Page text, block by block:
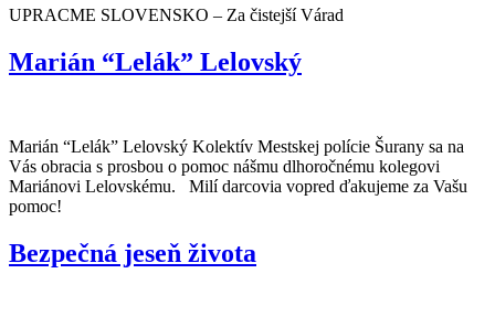
UPRACME SLOVENSKO – Za čistejší Várad
Marián “Lelák” Lelovský
Marián “Lelák” Lelovský Kolektív Mestskej polície Šurany sa na
Vás obracia s prosbou o pomoc nášmu dlhoročnému kolegovi
Mariánovi Lelovskému. Milí darcovia vopred ďakujeme za Vašu
pomoc!
Bezpečná jeseň života